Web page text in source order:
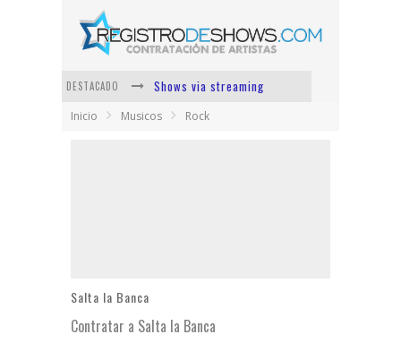
DESTACADO
Shows via streaming
Lit Killah
Inicio Musicos Rock
Salta la Banca
Contratar a Salta la Banca